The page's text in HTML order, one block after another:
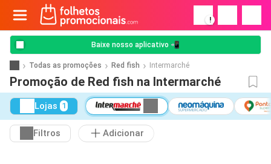
!
Baixe nosso aplicativo 📲
Todas as promoções Red fish Intermarché
Promoção de Red fish na Intermarché
Lojas 1
Filtros Adicionar